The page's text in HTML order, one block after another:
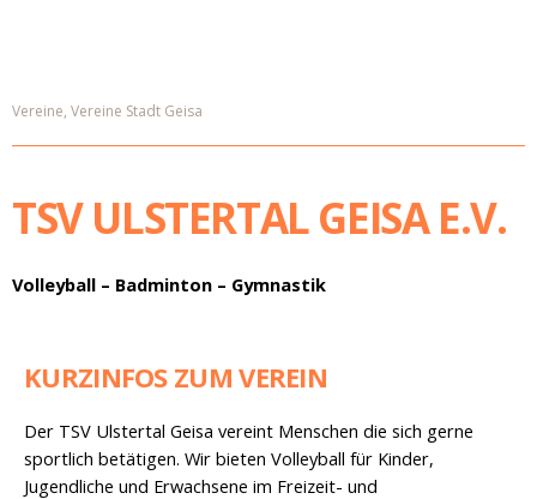
Vereine, Vereine Stadt Geisa
TSV ULSTERTAL GEISA E.V.
Volleyball – Badminton – Gymnastik
KURZINFOS ZUM VEREIN
Der TSV Ulstertal Geisa vereint Menschen die sich gerne
sportlich betätigen. Wir bieten Volleyball für Kinder,
Jugendliche und Erwachsene im Freizeit- und